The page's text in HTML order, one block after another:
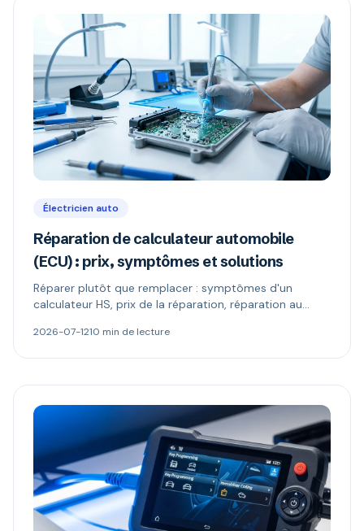
Électricien auto
Réparation de calculateur automobile
(ECU) : prix, symptômes et solutions
Réparer plutôt que remplacer : symptômes d'un
calculateur HS, prix de la réparation, réparation au
codage antidémarrage.
2026-07-1210 min de lecture